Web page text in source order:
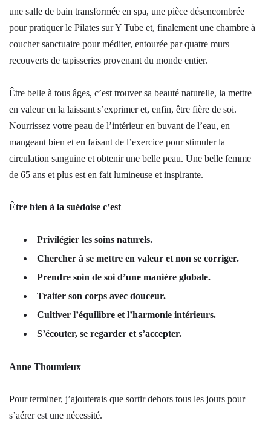
une salle de bain transformée en spa, une pièce désencombrée
pour pratiquer le Pilates sur Y Tube et, finalement une chambre à
coucher sanctuaire pour méditer, entourée par quatre murs
recouverts de tapisseries provenant du monde entier.
Être belle à tous âges, c’est trouver sa beauté naturelle, la mettre
en valeur en la laissant s’exprimer et, enfin, être fière de soi.
Nourrissez votre peau de l’intérieur en buvant de l’eau, en
mangeant bien et en faisant de l’exercice pour stimuler la
circulation sanguine et obtenir une belle peau. Une belle femme
de 65 ans et plus est en fait lumineuse et inspirante.
Être bien à la suédoise c’est
Privilégier les soins naturels.
Chercher à se mettre en valeur et non se corriger.
Prendre soin de soi d’une manière globale.
Traiter son corps avec douceur.
Cultiver l’équilibre et l’harmonie intérieurs.
S’écouter, se regarder et s’accepter.
Anne Thoumieux
Pour terminer, j’ajouterais que sortir dehors tous les jours pour
s’aérer est une nécessité.